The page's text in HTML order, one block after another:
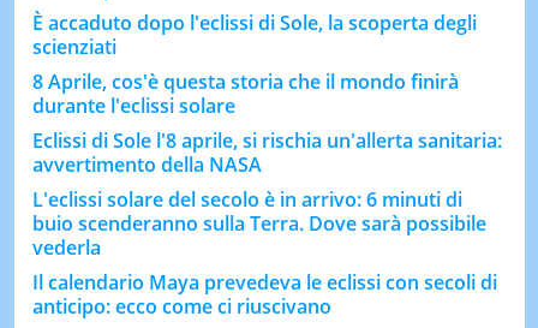
È accaduto dopo l'eclissi di Sole, la scoperta degli
scienziati
8 Aprile, cos'è questa storia che il mondo finirà
durante l'eclissi solare
Eclissi di Sole l'8 aprile, si rischia un'allerta sanitaria:
avvertimento della NASA
L'eclissi solare del secolo è in arrivo: 6 minuti di
buio scenderanno sulla Terra. Dove sarà possibile
vederla
Il calendario Maya prevedeva le eclissi con secoli di
anticipo: ecco come ci riuscivano